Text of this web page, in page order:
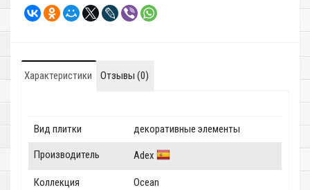
Характеристики Отзывы (0)
Вид плитки декоративные элементы
Производитель Adex
Коллекция Ocean